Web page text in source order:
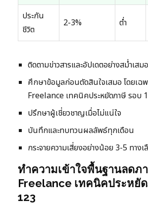
ประกัน
ชีวิต
2-3% ต่ำ
ติดตามข่าวสารและอัปเดตอย่างสม่ำเสมอ
ศึกษาข้อมูลก่อนตัดสินใจเสมอ โดยเฉ
Freelance เทคนิคประหยัดภาษี รอบ
ปรึกษาผู้เชี่ยวชาญเมื่อไม่แน่ใจ
บันทึกและทบทวนผลลัพธ์ทุกเดือน
กระจายความเสี่ยงอย่างน้อย 3-5 ทางเ
ทำความเข้าใจพื้นฐานลดภ
Freelance เทคนิคประหยั
123